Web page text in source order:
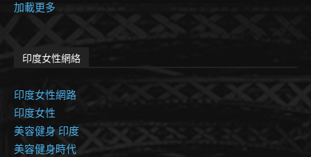
加載更多
印度女性網絡
印度女性網路
印度女性
美容健身 印度
美容健身時代